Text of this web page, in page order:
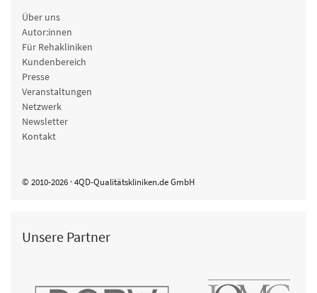
Über uns
Autor:innen
Für Rehakliniken
Kundenbereich
Presse
Veranstaltungen
Netzwerk
Newsletter
Kontakt
© 2010-2026 · 4QD-Qualitätskliniken.de GmbH
Unsere Partner